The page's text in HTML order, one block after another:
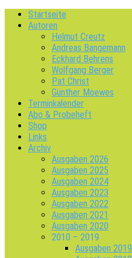
Startseite
Autoren
Helmut Creutz
Andreas Bangemann
Eckhard Behrens
Wolfgang Berger
Pat Christ
Günther Moewes
Terminkalender
Abo & Probeheft
Shop
Links
Archiv
Ausgaben 2026
Ausgaben 2025
Ausgaben 2024
Ausgaben 2023
Ausgaben 2022
Ausgaben 2021
Ausgaben 2020
2010 – 2019
Ausgaben 2019